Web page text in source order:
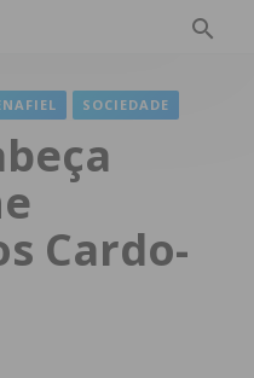
SOCIEDADE
Cardo-